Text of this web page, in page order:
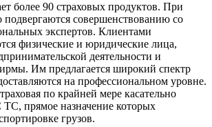
более 90 страховых продуктов. При
подвергаются совершенствованию со
экспертов. Клиентами
физические и юридические лица,
деятельности и
Им предлагается широкий спектр
на профессиональном уровне.
по крайней мере касательно
ТС, прямое назначение которых
грузов.